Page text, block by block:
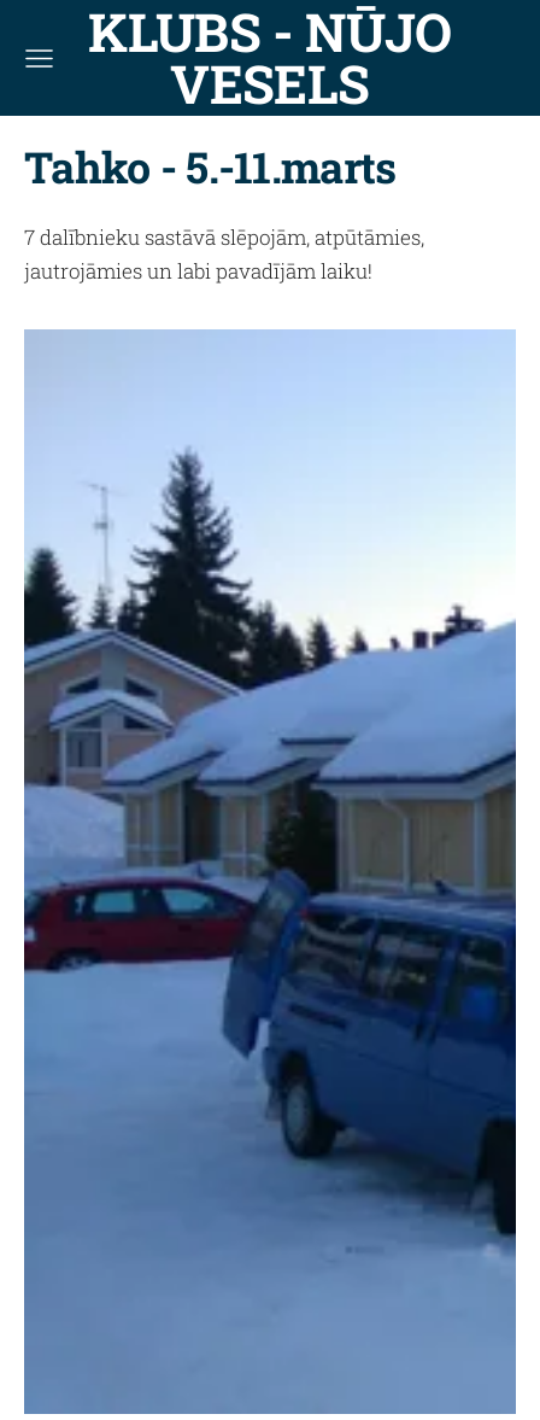
KLUBS - NŪJO
VESELS
Tahko - 5.-11.marts
7 dalībnieku sastāvā slēpojām, atpūtāmies,
jautrojāmies un labi pavadījām laiku!